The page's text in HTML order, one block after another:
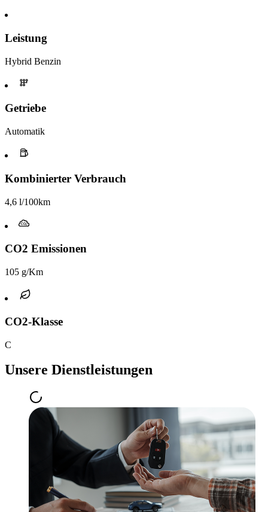
Leistung
Hybrid Benzin
Getriebe
Automatik
Kombinierter Verbrauch
4,6 l/100km
CO2 Emissionen
105 g/Km
CO2-Klasse
C
Unsere Dienstleistungen